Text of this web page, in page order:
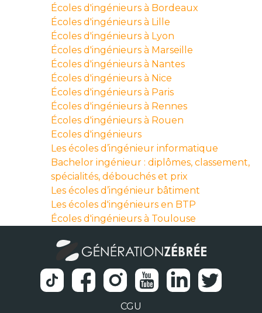
Écoles d'ingénieurs à Bordeaux
Écoles d'ingénieurs à Lille
Écoles d'ingénieurs à Lyon
Écoles d'ingénieurs à Marseille
Écoles d'ingénieurs à Nantes
Écoles d'ingénieurs à Nice
Écoles d'ingénieurs à Paris
Écoles d'ingénieurs à Rennes
Écoles d'ingénieurs à Rouen
Ecoles d'ingénieurs
Les écoles d’ingénieur informatique
Bachelor ingénieur : diplômes, classement,
spécialités, débouchés et prix
Les écoles d’ingénieur bâtiment
Les écoles d'ingénieurs en BTP
Écoles d'ingénieurs à Toulouse
CGU